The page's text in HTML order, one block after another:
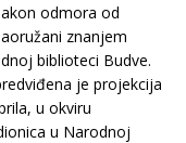
odmora od
znanjem
biblioteci Budve.
je projekcija
u okviru
u Narodnoj